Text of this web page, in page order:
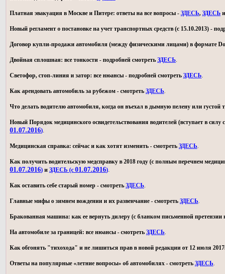
Платная эвакуация в Москве и Питере: ответы на все вопросы - ЗДЕСЬ, ЗДЕСЬ и
Новый регламент о постановке на учет транспортных средств (с 15.10.2013) -
Договор купли-продажи автомобиля (между физическими лицами) в формате
Двойная сплошная: все тонкости - подробней смотреть ЗДЕСЬ.
Светофор, стоп-линия и затор: все нюансы - подробней смотреть ЗДЕСЬ.
Как арендовать автомобиль за рубежом - смотреть ЗДЕСЬ.
Что делать водителю автомобиля, когда он въехал в дымную пелену или густой
Новый Порядок медицинского освидетельствования водителей (вступает в силу
01.07.2016).
Медицинская справка: сейчас и как хотят изменить - смотреть ЗДЕСЬ.
Как получить водительскую медсправку в 2018 году (с полным перечнем
01.07.2016) и ЗДЕСЬ (с 01.07.2016).
Как оставить себе старый номер - смотреть ЗДЕСЬ.
Главные мифы о зимнем вождении и их развенчание - смотреть ЗДЕСЬ.
Бракованная машина: как ее вернуть дилеру (с бланком письменной претензии
На автомобиле за границей: все нюансы - смотреть ЗДЕСЬ.
Как обгонять "тихохода" и не лишиться прав в новой редакции от 12 июля
Ответы на популярные «летние вопросы» об автомобилях - смотреть ЗДЕСЬ.